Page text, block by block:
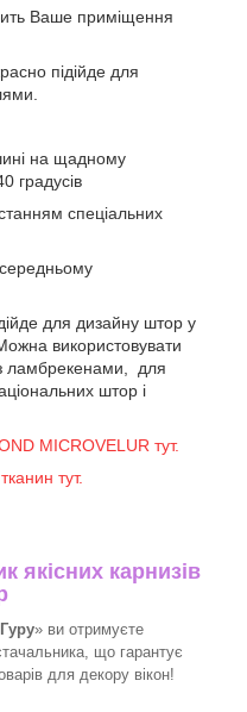
Ваше приміщення
підійде для
на щадному
градусів
спеціальних
для дизайну штор у
використовувати
ламбрекенами, для
штор і
MICROVELUR тут.
тут.
якісних карнизів
» ви отримуєте
що гарантує
для декору вікон!​